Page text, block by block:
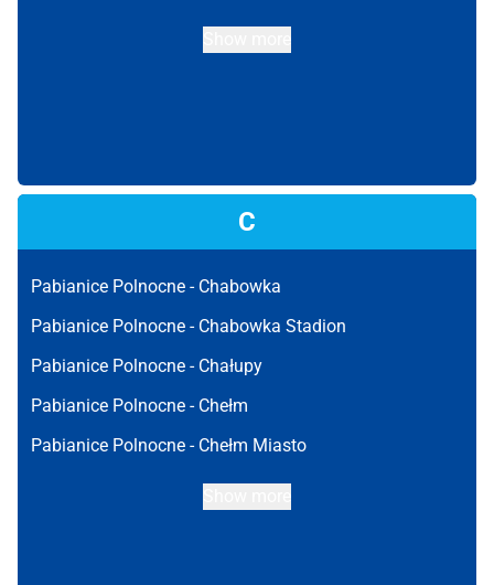
C
Pabianice Polnocne - Chabowka
Pabianice Polnocne - Chabowka Stadion
Pabianice Polnocne - Chałupy
Pabianice Polnocne - Chełm
Pabianice Polnocne - Chełm Miasto